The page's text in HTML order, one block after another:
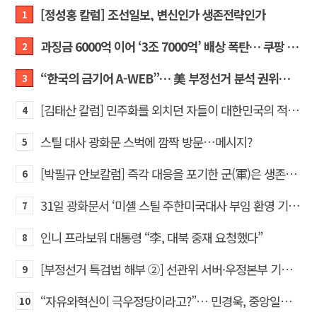
1 [정성홍 칼럼] 조선일보, 변신인가 생존전략인가
2 과징금 6000억 이어 ‘3조 7000억’ 배상 폭탄… 쿠팡 때리기에 한미 통상 ‘초비상’
3 “한국의 금기어 A-WEB”… 美 부정선거 분석 권위자 프랭크 박사가 작심 비판한 한국 ‘선거 공작’의 실체
4 [김태산 칼럼] 민주화를 외치던 자들이 대한민국의 적이고 간첩이었다
5 스틸 대사 광화문 스벅에 깜짝 방문…메시지?
6 [박필규 안보칼럼] 즉각 대응을 포기한 군(軍)은 생존할 수 없다
7 31일 광화문서 ‘미셸 스틸 주한미국대사 부임 환영 기자회견’… 80여 개 단체 집결
8 인니 프라보워 대통령 “李, 대북 중재 요청했다”
9 [부정선거 특검법 해부 ②] 선관위 서버·우정본부 기록까지…‘증거를 끌어오는 칼’
10 “자유와혁신이 극우정당이라고?”… 민경욱, 중앙일보 직격